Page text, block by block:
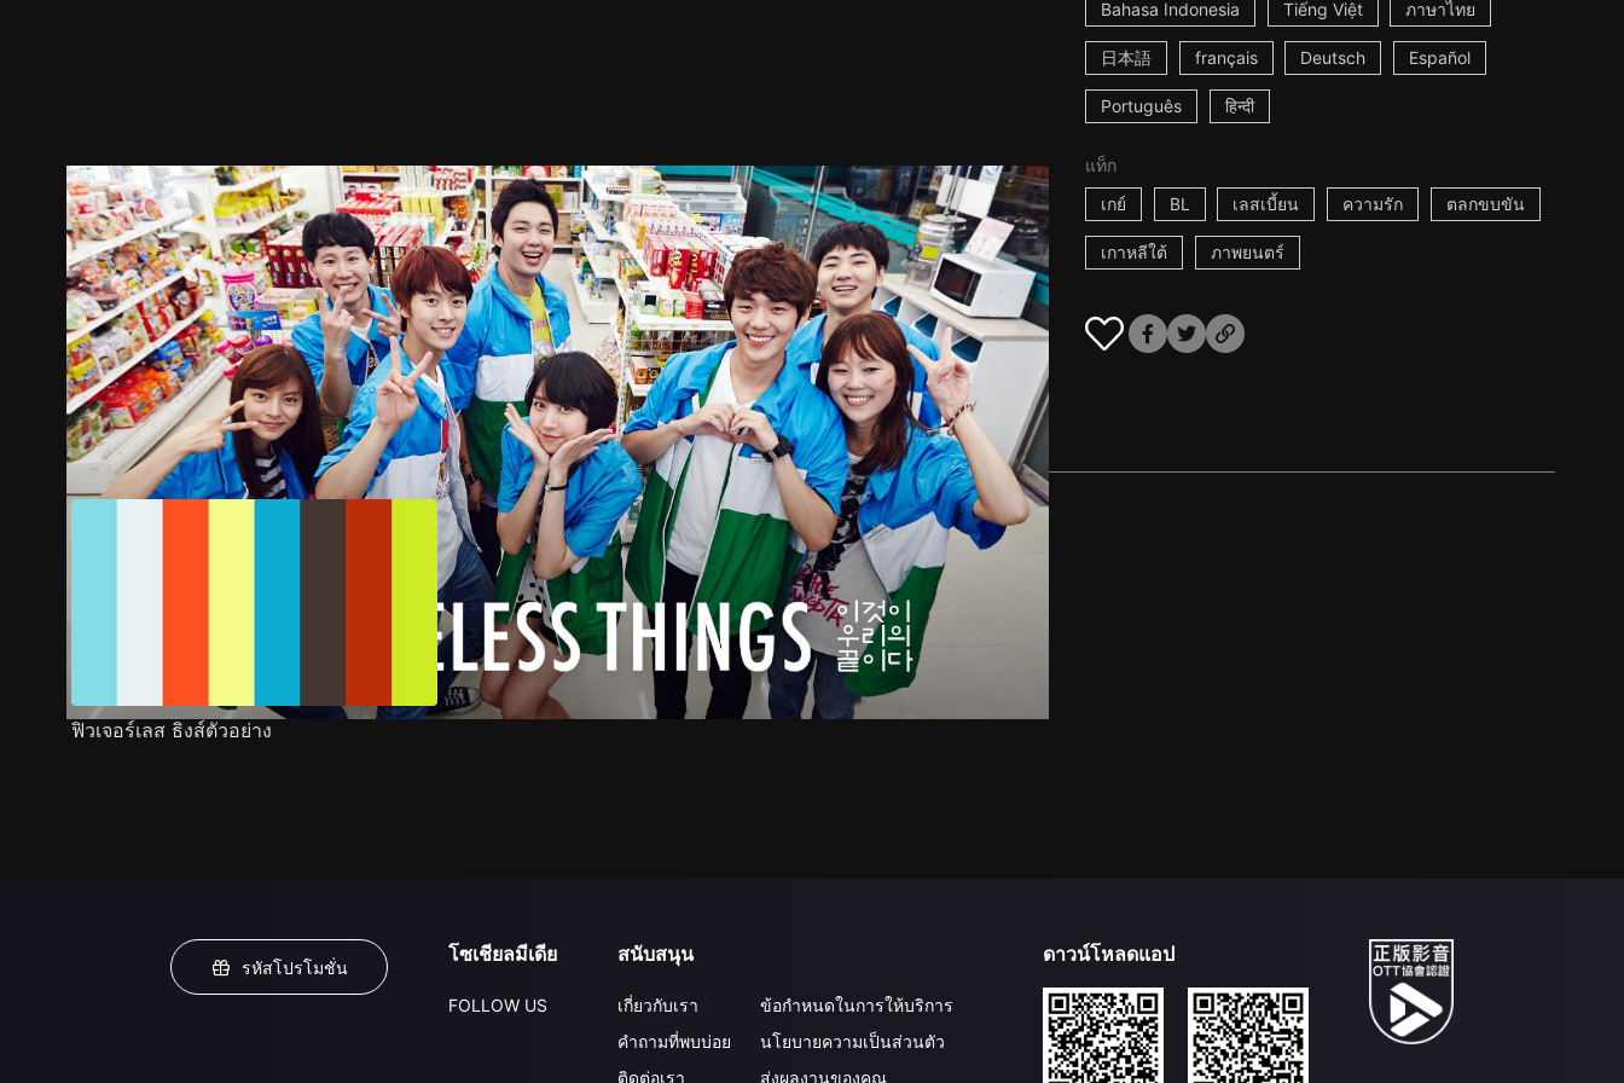
Bahasa Indonesia Tiếng Việt ภาษาไทย
日本語 français Deutsch Español
Português हिन्दी
แท็ก
เกย์
BL เลสเบี้ยน ความรัก ตลกขบขัน
เกาหลีใต้ ภาพยนตร์
ตัวอย่าง ภาพนิ่ง เนื้อหาที่แนะนำ รายละเอียด
ฟิวเจอร์เลส ธิงส์ตัวอย่าง
รหัสโปรโมชั่น
โซเชียลมีเดีย
FOLLOW US
สนับสนุน
เกี่ยวกับเรา
คำถามที่พบบ่อย
ติดต่อเรา
ข้อกำหนดในการให้บริการ
นโยบายความเป็นส่วนตัว
ส่งผลงานของคุณ
ดาวน์โหลดแอป